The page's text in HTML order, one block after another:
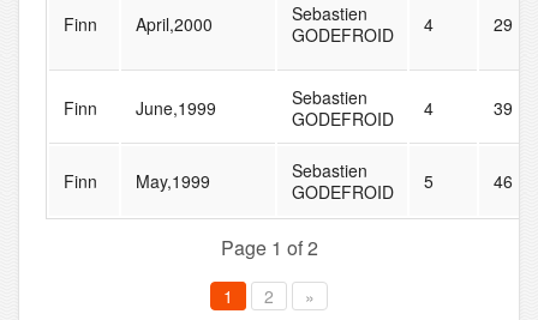
Finn April,2000
Sebastien
GODEFROID
4 29
Finn June,1999
Sebastien
GODEFROID
4 39
Finn May,1999
Sebastien
GODEFROID
5 46
Page 1 of 2
1 2 »